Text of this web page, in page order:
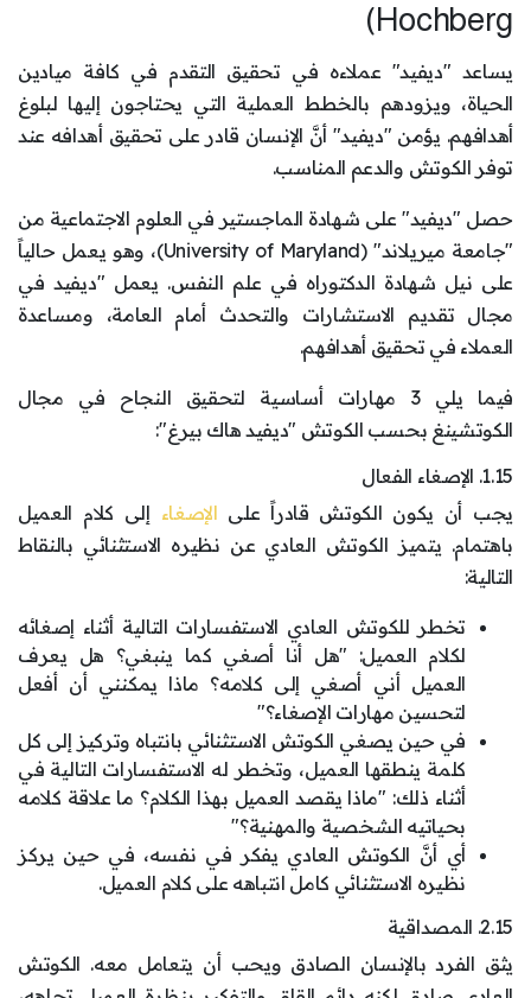
Hochberg)
يساعد "ديفيد" عملاءه في تحقيق التقدم في كافة ميادين
الحياة، ويزودهم بالخطط العملية التي يحتاجون إليها لبلوغ
أهدافهم. يؤمن "ديفيد" أنَّ الإنسان قادر على تحقيق أهدافه عند
توفر الكوتش والدعم المناسب.
حصل "ديفيد" على شهادة الماجستير في العلوم الاجتماعية من
"جامعة ميريلاند" (University of Maryland)، وهو يعمل حالياً
على نيل شهادة الدكتوراه في علم النفس. يعمل "ديفيد في
مجال تقديم الاستشارات والتحدث أمام العامة، ومساعدة
العملاء في تحقيق أهدافهم.
فيما يلي 3 مهارات أساسية لتحقيق النجاح في مجال
الكوتشينغ بحسب الكوتش "ديفيد هاك بيرغ":
1.15. الإصغاء الفعال
يجب أن يكون الكوتش قادراً على الإصغاء إلى كلام العميل
باهتمام. يتميز الكوتش العادي عن نظيره الاستثنائي بالنقاط
التالية:
تخطر للكوتش العادي الاستفسارات التالية أثناء إصغائه
لكلام العميل: "هل أنا أصغي كما ينبغي؟ هل يعرف
العميل أني أصغي إلى كلامه؟ ماذا يمكنني أن أفعل
لتحسين مهارات الإصغاء؟"
في حين يصغي الكوتش الاستثنائي بانتباه وتركيز إلى كل
كلمة ينطقها العميل، وتخطر له الاستفسارات التالية في
أثناء ذلك: "ماذا يقصد العميل بهذا الكلام؟ ما علاقة كلامه
بحياتيه الشخصية والمهنية؟"
أي أنَّ الكوتش العادي يفكر في نفسه، في حين يركز
نظيره الاستثنائي كامل انتباهه على كلام العميل.
2.15. المصداقية
يثق الفرد بالإنسان الصادق ويحب أن يتعامل معه. الكوتش